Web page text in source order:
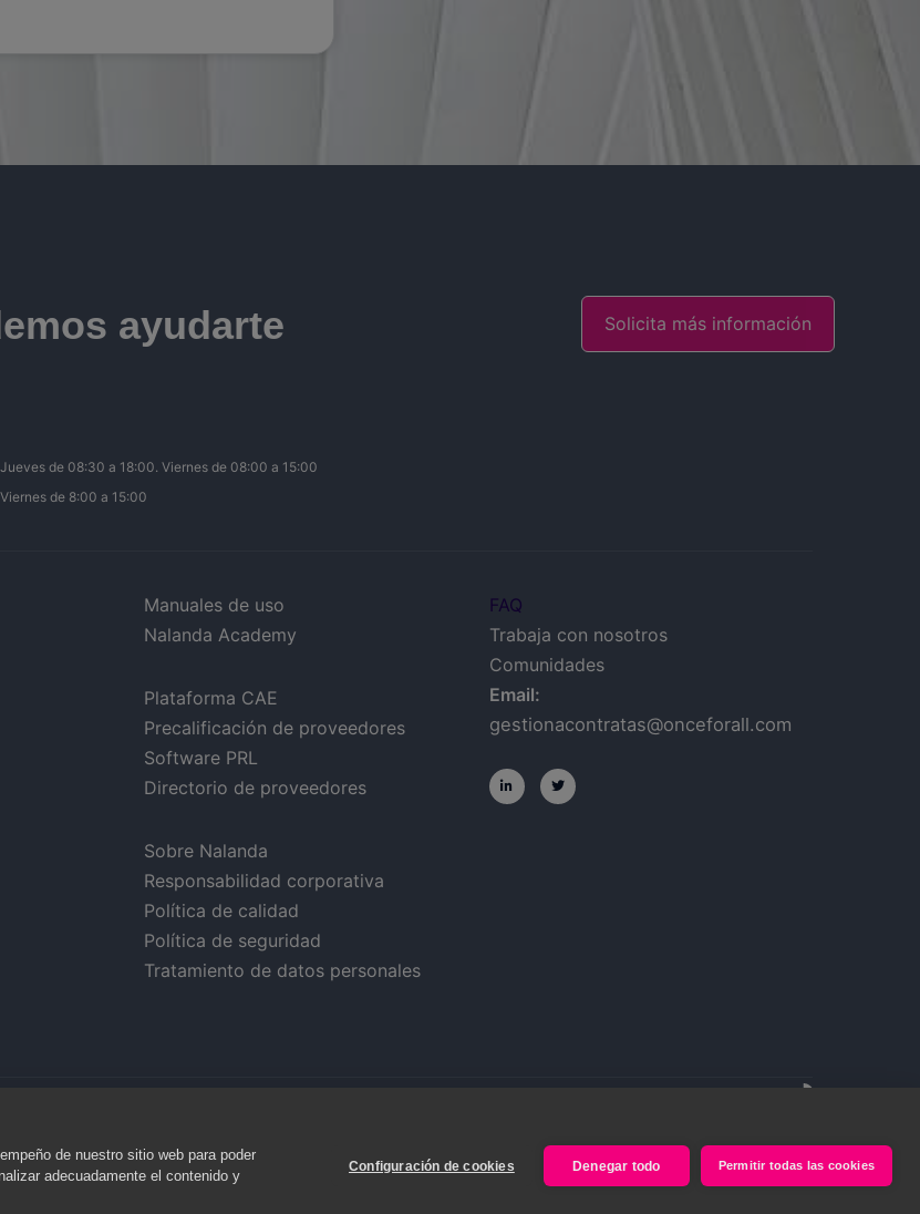
ayudarte
Jueves de 08:30 a 18:00. Viernes de 08:00 a 15:00
Viernes de 8:00 a 15:00
Solicita más información
Manuales de uso
Nalanda Academy
Plataforma CAE
Precalificación de proveedores
Software PRL
Directorio de proveedores
Sobre Nalanda
Responsabilidad corporativa
Política de calidad
Política de seguridad
Tratamiento de datos personales
FAQ
Trabaja con nosotros
Comunidades
Email:
gestionacontratas@onceforall.com
de nuestro sitio web para poder
adecuadamente el contenido y
Configuración de cookies Denegar todo Permitir todas las cookies